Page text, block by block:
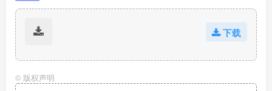
下载
© 版权声明